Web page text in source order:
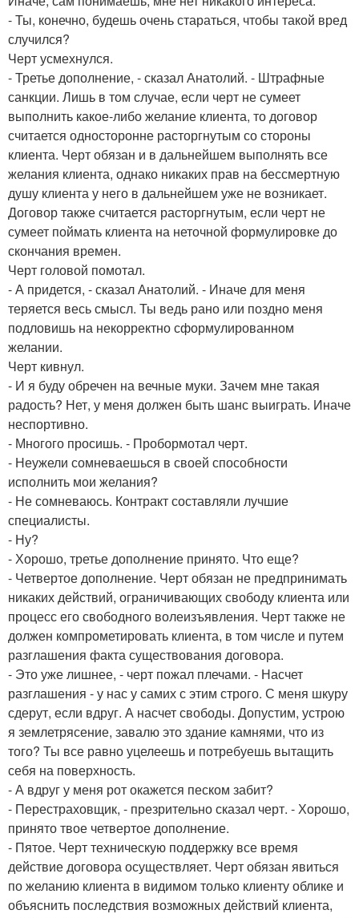
- Ты, конечно, будешь очень стараться, чтобы такой вред
случился?
Черт усмехнулся.
- Третье дополнение, - сказал Анатолий. - Штрафные
санкции. Лишь в том случае, если черт не сумеет
выполнить какое-либо желание клиента, то договор
считается односторонне расторгнутым со стороны
клиента. Черт обязан и в дальнейшем выполнять все
желания клиента, однако никаких прав на бессмертную
душу клиента у него в дальнейшем уже не возникает.
Договор также считается расторгнутым, если черт не
сумеет поймать клиента на неточной формулировке до
скончания времен.
Черт головой помотал.
- А придется, - сказал Анатолий. - Иначе для меня
теряется весь смысл. Ты ведь рано или поздно меня
подловишь на некорректно сформулированном
желании.
Черт кивнул.
- И я буду обречен на вечные муки. Зачем мне такая
радость? Нет, у меня должен быть шанс выиграть. Иначе
неспортивно.
- Многого просишь. - Пробормотал черт.
- Неужели сомневаешься в своей способности
исполнить мои желания?
- Не сомневаюсь. Контракт составляли лучшие
специалисты.
- Ну?
- Хорошо, третье дополнение принято. Что еще?
- Четвертое дополнение. Черт обязан не предпринимать
никаких действий, ограничивающих свободу клиента или
процесс его свободного волеизъявления. Черт также не
должен компрометировать клиента, в том числе и путем
разглашения факта существования договора.
- Это уже лишнее, - черт пожал плечами. - Насчет
разглашения - у нас у самих с этим строго. С меня шкуру
сдерут, если вдруг. А насчет свободы. Допустим, устрою
я землетрясение, завалю это здание камнями, что из
того? Ты все равно уцелеешь и потребуешь вытащить
себя на поверхность.
- А вдруг у меня рот окажется песком забит?
- Перестраховщик, - презрительно сказал черт. - Хорошо,
принято твое четвертое дополнение.
- Пятое. Черт техническую поддержку все время
действие договора осуществляет. Черт обязан явиться
по желанию клиента в видимом только клиенту облике и
объяснить последствия возможных действий клиента,